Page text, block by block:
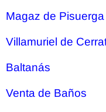
Magaz de Pisuerga
Villamuriel de
Baltanás
Venta de Baños